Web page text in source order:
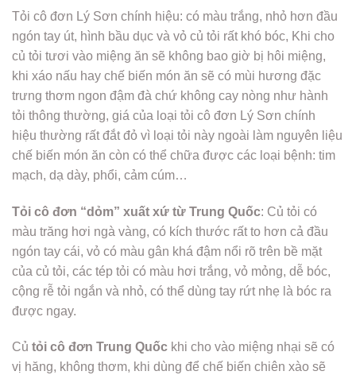
Tỏi cô đơn Lý Sơn chính hiệu: có màu trắng, nhỏ hơn đầu
ngón tay út, hình bầu dục và vỏ củ tỏi rất khó bóc, Khi cho
củ tỏi tươi vào miệng ăn sẽ không bao giờ bị hôi miệng,
khi xáo nấu hay chế biến món ăn sẽ có mùi hương đặc
trưng thơm ngon đậm đà chứ không cay nòng như hành
tỏi thông thường, giá của loại tỏi cô đơn Lý Sơn chính
hiệu thường rất đắt đỏ vì loại tỏi này ngoài làm nguyên liệu
chế biến món ăn còn có thể chữa được các loại bệnh: tim
mạch, dạ dày, phổi, cảm cúm…
Tỏi cô đơn “dỏm” xuất xứ từ Trung Quốc: Củ tỏi có
màu trăng hơi ngà vàng, có kích thước rất to hơn cả đầu
ngón tay cái, vỏ có màu gân khá đậm nổi rõ trên bề mặt
của củ tỏi, các tép tỏi có màu hơi trắng, vỏ mỏng, dễ bóc,
cộng rễ tỏi ngắn và nhỏ, có thể dùng tay rứt nhẹ là bóc ra
được ngay.
Củ tỏi cô đơn Trung Quốc khi cho vào miệng nhại sẽ có
vị hăng, không thơm, khi dùng để chế biến chiên xào sẽ